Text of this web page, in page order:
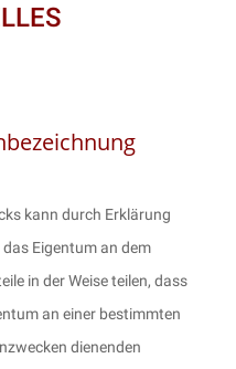
kann durch Erklärung
Eigentum an dem
in der Weise teilen, dass
an einer bestimmten
dienenden